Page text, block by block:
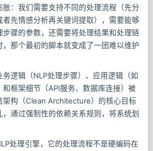
胀：我们需要支持不同的处理流程（先分
者先情感分析再关键词提取），需要能够
步骤的参数，还需要将处理结果和处理链
，那个最初的脚本就变成了一团难以维护
务逻辑（NLP处理步骤）、应用逻辑（如
框架细节（API服务、数据库连接）被
架构（Clean Architecture）的核心目标
通过强制性的依赖关系规则，将系统划
处理引擎，它的处理流程不是硬编码在